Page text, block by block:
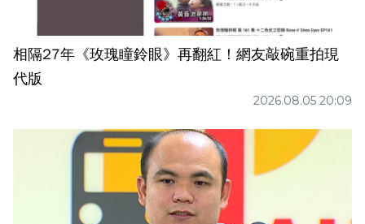
相隔27年《玫瑰瞳鈴眼》再翻紅！網友敲碗重拍現
代版
2026.08.05 20:09